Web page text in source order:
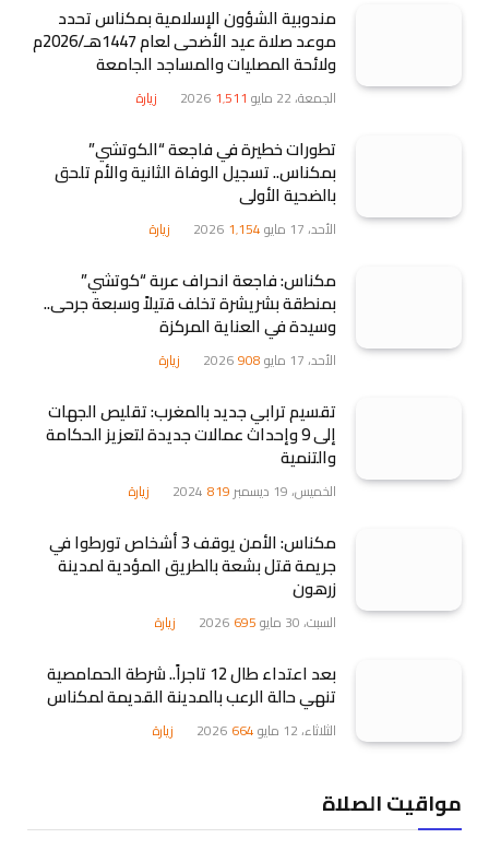
مندوبية الشؤون الإسلامية بمكناس تحدد
موعد صلاة عيد الأضحى لعام 1447هـ/2026م
ولائحة المصليات والمساجد الجامعة
الجمعة، 22 مايو 2026 1٬511 زيارة
تطورات خطيرة في فاجعة “الكوتشي”
بمكناس.. تسجيل الوفاة الثانية والأم تلحق
بالضحية الأولى
الأحد، 17 مايو 2026 1٬154 زيارة
مكناس: فاجعة انحراف عربة “كوتشي”
بمنطقة بشريشرة تخلف قتيلاً وسبعة جرحى..
وسيدة في العناية المركزة
الأحد، 17 مايو 2026 908 زيارة
تقسيم ترابي جديد بالمغرب: تقليص الجهات
إلى 9 وإحداث عمالات جديدة لتعزيز الحكامة
والتنمية
الخميس، 19 ديسمبر 2024 819 زيارة
مكناس: الأمن يوقف 3 أشخاص تورطوا في
جريمة قتل بشعة بالطريق المؤدية لمدينة
زرهون
السبت، 30 مايو 2026 695 زيارة
بعد اعتداء طال 12 تاجراً.. شرطة الحمامصية
تنهي حالة الرعب بالمدينة القديمة لمكناس
الثلاثاء، 12 مايو 2026 664 زيارة
مواقيت الصلاة